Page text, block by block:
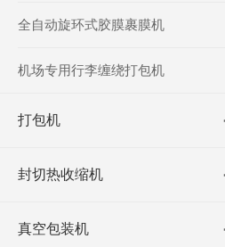
全自动旋环式胶膜裹膜机
机场专用行李缠绕打包机
打包机
封切热收缩机
真空包装机